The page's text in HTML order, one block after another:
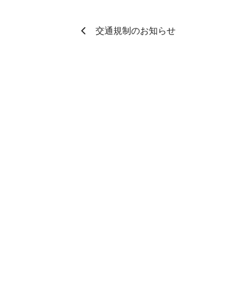
交通規制のお知らせ